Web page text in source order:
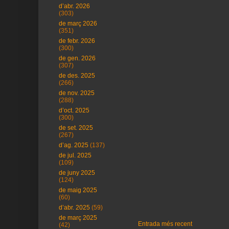
Entrada més recent
d’abr. 2026
(303)
de març 2026
(351)
de febr. 2026
(300)
de gen. 2026
(307)
de des. 2025
(266)
de nov. 2025
(288)
d’oct. 2025
(300)
de set. 2025
(267)
d’ag. 2025 (137)
de jul. 2025
(109)
de juny 2025
(124)
de maig 2025
(60)
d’abr. 2025 (59)
de març 2025
(42)